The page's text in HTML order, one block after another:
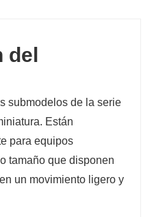
submodelos de la serie
Están
para equipos
tamaño que disponen
un movimiento ligero y